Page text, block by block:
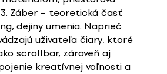
Záber – teoretická časť
dejiny umenia. Naprieč
uživateľa čiary, ktoré
scrollbar, zároveň aj
kreatívnej voľnosti a